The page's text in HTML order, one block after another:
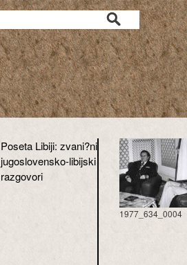
Poseta Libiji: zvani?ni
jugoslovensko-libijski
razgovori
1977_634_0004